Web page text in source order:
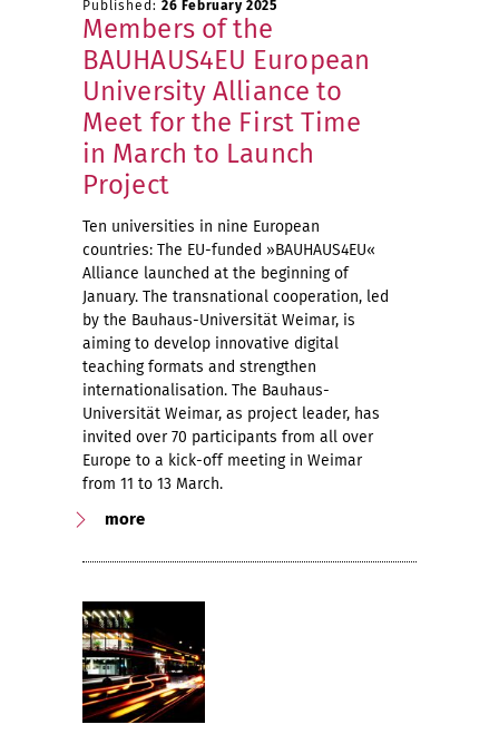
Published: 26 February 2025
Members of the
BAUHAUS4EU European
University Alliance to
Meet for the First Time
in March to Launch
Project
Ten universities in nine European
countries: The EU-funded »BAUHAUS4EU«
Alliance launched at the beginning of
January. The transnational cooperation, led
by the Bauhaus-Universität Weimar, is
aiming to develop innovative digital
teaching formats and strengthen
internationalisation. The Bauhaus-
Universität Weimar, as project leader, has
invited over 70 participants from all over
Europe to a kick-off meeting in Weimar
from 11 to 13 March.
more